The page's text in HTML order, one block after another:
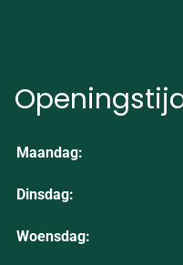
Maandag:
Dinsdag:
Woensdag: